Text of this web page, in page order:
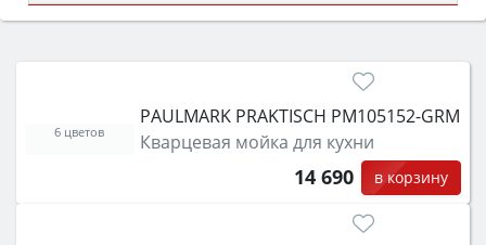
Сначала определитесь с типом (газовый или
затем смотрите на объём 50–70 л для семьи,
функции (конвекция, гриль, самоочистка,
защита от детей).
PAULMARK PRAKTISCH PM105152-GRM
Кварцевая мойка для кухни
14 690 в корзину
6 цветов